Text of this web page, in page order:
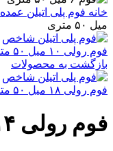
خانه فوم پلی اتیلن عمده
میل ۵۰ متری
فوم رولی ۱۰ میل ۵۰ متری
بازگشت به محصولات
فوم رولی ۱۸ میل ۵۰ متری
فوم رولی ۱۴ میل ۵۰ متری